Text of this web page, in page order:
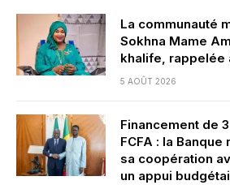
La communauté
Sokhna Mame
khalife, rappelée
5 AOÛT 2026
Financement de
FCFA : la
sa coopération
un appui